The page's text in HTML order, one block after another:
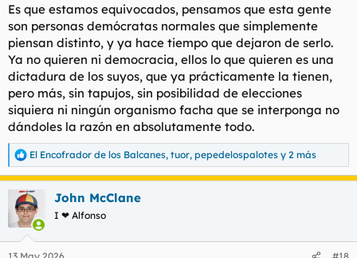
Es que estamos equivocados, pensamos que esta gente
son personas demócratas normales que simplemente
piensan distinto, y ya hace tiempo que dejaron de serlo.
Ya no quieren ni democracia, ellos lo que quieren es una
dictadura de los suyos, que ya prácticamente la tienen,
pero más, sin tapujos, sin posibilidad de elecciones
siquiera ni ningún organismo facha que se interponga no
dándoles la razón en absolutamente todo.
R
e
a
c
c
El Encofrador de los Balcanes, tuor, pepedelospalotes y 2 más
John McClane
I ❤ Alfonso